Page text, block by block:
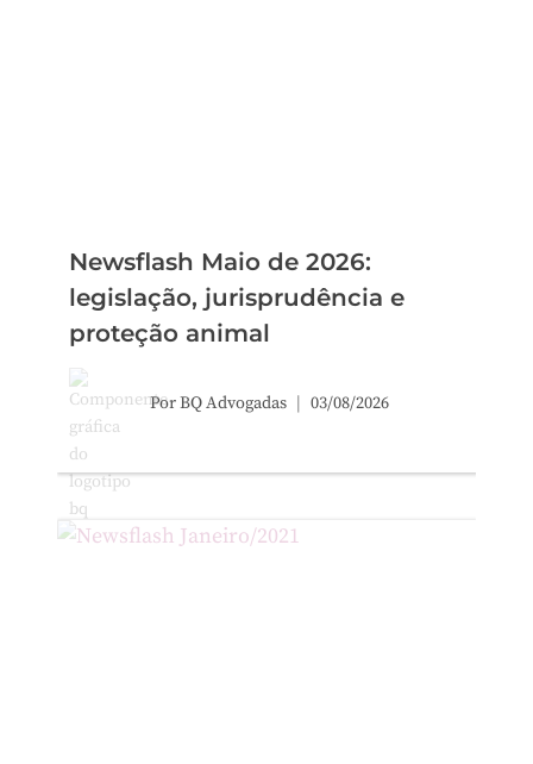
Newsflash Maio de 2026:
legislação, jurisprudência e
proteção animal
PorBQ Advogadas 03/08/2026